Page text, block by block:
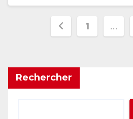
Pagination
publications
1 …
Rechercher